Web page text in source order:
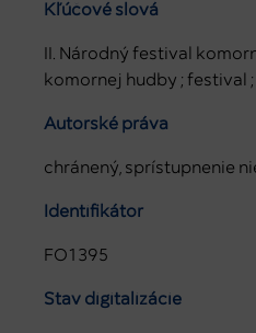
Kľúčové slová
II. Národný festival
komornej hudby ; festival
Autorské práva
chránený, sprístupnenie
Identifikátor
FO1395
Stav digitalizácie